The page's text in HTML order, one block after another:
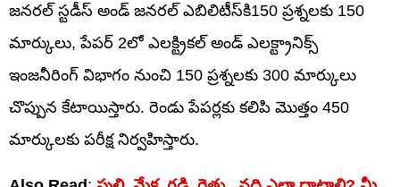
జనరల్ స్టడీస్ అండ్ జనరల్ ఎబిలిటీస్‌కి150 ప్రశ్నలకు 150
మార్కులు, పేపర్ 2లో ఎలక్ట్రికల్ అండ్ ఎలక్ట్రానిక్స్
ఇంజనీరింగ్ విభాగం నుంచి 150 ప్రశ్నలకు 300 మార్కులు
చొప్పున కేటాయిస్తారు. రెండు పేపర్లకు కలిపి మొత్తం 450
మార్కులకు పరీక్ష నిర్వహిస్తారు.